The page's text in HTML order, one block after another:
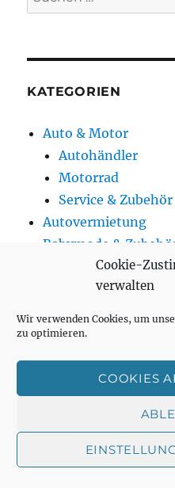
Cookie-
verwalten
Wir verwenden Cookies, um
zu optimieren.
COOKIES
nach:
KATEGORIEN
Auto & Motor
Autohändler
Motorrad
Service & Zubehör
Autovermietung
Babymode &
Baumärkte
Buchhandlung
Büroartikel
Elektromärkte
Essen
Fast Food
Restaurant